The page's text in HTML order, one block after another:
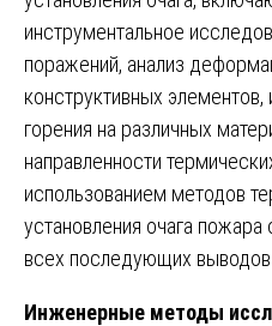
инструментальное
поражений, анализ
конструктивных
горения на различных
направленности
использованием методов
установления очага
всех последующих выводов
Инженерные методы